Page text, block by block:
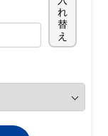
れ
替
え